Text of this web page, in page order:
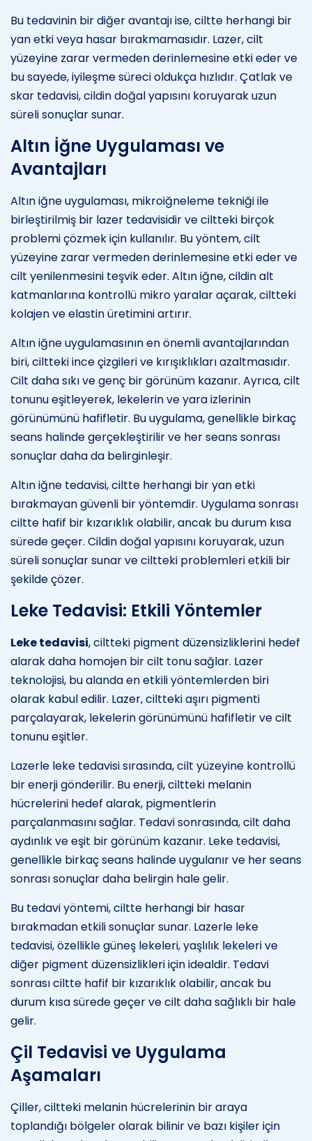
Bu tedavinin bir diğer avantajı ise, ciltte herhangi bir
yan etki veya hasar bırakmamasıdır. Lazer, cilt
yüzeyine zarar vermeden derinlemesine etki eder ve
bu sayede, iyileşme süreci oldukça hızlıdır. Çatlak ve
skar tedavisi, cildin doğal yapısını koruyarak uzun
süreli sonuçlar sunar.
Altın İğne Uygulaması ve
Avantajları
Altın iğne uygulaması, mikroiğneleme tekniği ile
birleştirilmiş bir lazer tedavisidir ve ciltteki birçok
problemi çözmek için kullanılır. Bu yöntem, cilt
yüzeyine zarar vermeden derinlemesine etki eder ve
cilt yenilenmesini teşvik eder. Altın iğne, cildin alt
katmanlarına kontrollü mikro yaralar açarak, ciltteki
kolajen ve elastin üretimini artırır.
Altın iğne uygulamasının en önemli avantajlarından
biri, ciltteki ince çizgileri ve kırışıklıkları azaltmasıdır.
Cilt daha sıkı ve genç bir görünüm kazanır. Ayrıca, cilt
tonunu eşitleyerek, lekelerin ve yara izlerinin
görünümünü hafifletir. Bu uygulama, genellikle birkaç
seans halinde gerçekleştirilir ve her seans sonrası
sonuçlar daha da belirginleşir.
Altın iğne tedavisi, ciltte herhangi bir yan etki
bırakmayan güvenli bir yöntemdir. Uygulama sonrası
ciltte hafif bir kızarıklık olabilir, ancak bu durum kısa
sürede geçer. Cildin doğal yapısını koruyarak, uzun
süreli sonuçlar sunar ve ciltteki problemleri etkili bir
şekilde çözer.
Leke Tedavisi: Etkili Yöntemler
Leke tedavisi, ciltteki pigment düzensizliklerini hedef
alarak daha homojen bir cilt tonu sağlar. Lazer
teknolojisi, bu alanda en etkili yöntemlerden biri
olarak kabul edilir. Lazer, ciltteki aşırı pigmenti
parçalayarak, lekelerin görünümünü hafifletir ve cilt
tonunu eşitler.
Lazerle leke tedavisi sırasında, cilt yüzeyine kontrollü
bir enerji gönderilir. Bu enerji, ciltteki melanin
hücrelerini hedef alarak, pigmentlerin
parçalanmasını sağlar. Tedavi sonrasında, cilt daha
aydınlık ve eşit bir görünüm kazanır. Leke tedavisi,
genellikle birkaç seans halinde uygulanır ve her seans
sonrası sonuçlar daha belirgin hale gelir.
Bu tedavi yöntemi, ciltte herhangi bir hasar
bırakmadan etkili sonuçlar sunar. Lazerle leke
tedavisi, özellikle güneş lekeleri, yaşlılık lekeleri ve
diğer pigment düzensizlikleri için idealdir. Tedavi
sonrası ciltte hafif bir kızarıklık olabilir, ancak bu
durum kısa sürede geçer ve cilt daha sağlıklı bir hale
gelir.
Çil Tedavisi ve Uygulama
Aşamaları
Çiller, ciltteki melanin hücrelerinin bir araya
toplandığı bölgeler olarak bilinir ve bazı kişiler için